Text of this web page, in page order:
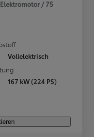
Elektromotor / 75
Vollelektrisch
167 kW (224 PS)